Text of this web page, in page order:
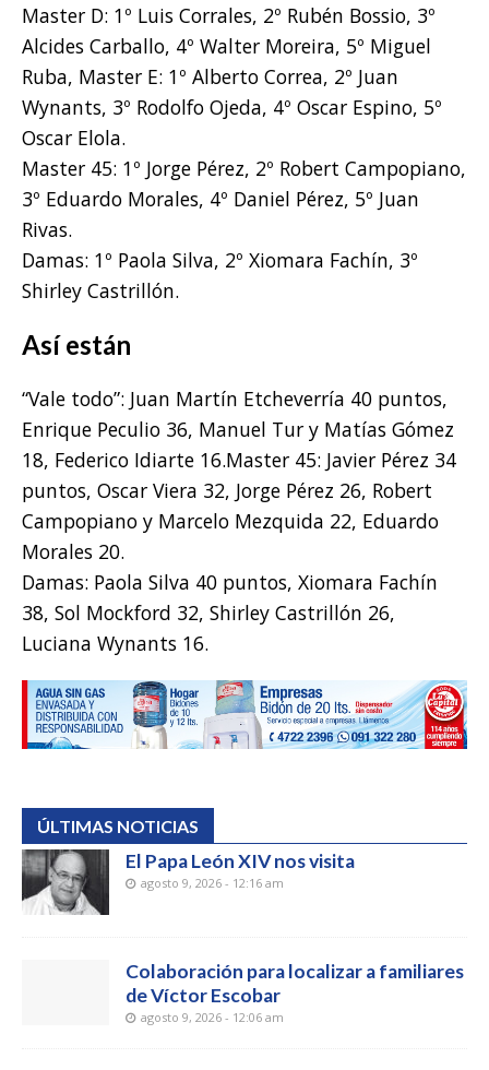
Master D: 1º Luis Corrales, 2º Rubén Bossio, 3º
Alcides Carballo, 4º Walter Moreira, 5º Miguel
Ruba, Master E: 1º Alberto Correa, 2º Juan
Wynants, 3º Rodolfo Ojeda, 4º Oscar Espino, 5º
Oscar Elola.
Master 45: 1º Jorge Pérez, 2º Robert Campopiano,
3º Eduardo Morales, 4º Daniel Pérez, 5º Juan
Rivas.
Damas: 1º Paola Silva, 2º Xiomara Fachín, 3º
Shirley Castrillón.
Así están
“Vale todo”: Juan Martín Etcheverría 40 puntos,
Enrique Peculio 36, Manuel Tur y Matías Gómez
18, Federico Idiarte 16.Master 45: Javier Pérez 34
puntos, Oscar Viera 32, Jorge Pérez 26, Robert
Campopiano y Marcelo Mezquida 22, Eduardo
Morales 20.
Damas: Paola Silva 40 puntos, Xiomara Fachín
38, Sol Mockford 32, Shirley Castrillón 26,
Luciana Wynants 16.
ÚLTIMAS NOTICIAS
El Papa León XIV nos visita
agosto 9, 2026 - 12:16 am
Colaboración para localizar a familiares
de Víctor Escobar
agosto 9, 2026 - 12:06 am